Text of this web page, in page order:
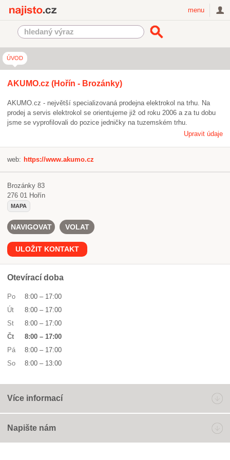
menu
ÚVOD
AKUMO.cz (Hořín - Brozánky)
AKUMO.cz - největší specializovaná prodejna elektrokol na trhu. Na
prodej a servis elektrokol se orientujeme již od roku 2006 a za tu dobu
jsme se vyprofilovali do pozice jedničky na tuzemském trhu.
Upravit údaje
web: https://www.akumo.cz
Brozánky 83
276 01 Hořín
MAPA
NAVIGOVAT VOLAT
ULOŽIT KONTAKT
Otevírací doba
Po 8:00 – 17:00
Út
8:00 – 17:00
St
8:00 – 17:00
Čt
8:00 – 17:00
Pá
8:00 – 17:00
So
8:00 – 13:00
Více informací
Napište nám